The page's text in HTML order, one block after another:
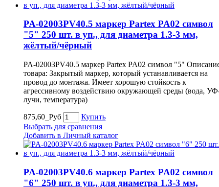
PA-02003PV40.5 маркер Partex PA02 символ
"5" 250 шт. в уп., для диаметра 1.3-3 мм,
жёлтый/чёрный
PA-02003PV40.5 маркер Partex PA02 символ "5"
товара: Закрытый маркер, который устанавливается на
провод до монтажа. Имеет хорошую стойкость к
агрессивному воздействию окружающей среды (вода,
лучи, температура)
875,60_Руб
Купить
Выбрать для сравнения
Добавить в Личный каталог
PA-02003PV40.6 маркер Partex PA02 символ
"6" 250 шт. в уп., для диаметра 1.3-3 мм,